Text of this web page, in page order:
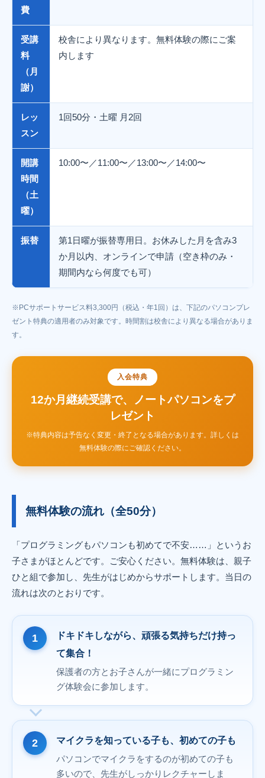
費
受講
料
（月
謝）
校舎により異なります。無料体験の際にご案
内します
レッ
スン
1回50分・土曜 月2回
開講
時間
（土
曜）
10:00〜／11:00〜／13:00〜／14:00〜
振替
第1日曜が振替専用日。お休みした月を含み3
か月以内、オンラインで申請（空き枠のみ・
期間内なら何度でも可）
※PCサポートサービス料3,300円（税込・年1回）は、下記のパソコンプレ
ゼント特典の適用者のみ対象です。時間割は校舎により異なる場合がありま
す。
入会特典
12か月継続受講で、ノートパソコンをプ
レゼント
※特典内容は予告なく変更・終了となる場合があります。詳しくは
無料体験の際にご確認ください。
無料体験の流れ（全50分）
「プログラミングもパソコンも初めてで不安……」というお
子さまがほとんどです。ご安心ください。無料体験は、親子
ひと組で参加し、先生がはじめからサポートします。当日の
流れは次のとおりです。
ドキドキしながら、頑張る気持ちだけ持っ
て集合！
保護者の方とお子さんが一緒にプログラミン
グ体験会に参加します。
マイクラを知っている子も、初めての子も
パソコンでマイクラをするのが初めての子も
多いので、先生がしっかりレクチャーしま